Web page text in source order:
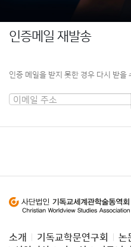
인증메일 재발송
인증 메일을 받지 못한 경우 다시 받을
소개 기독교학문연구회 논